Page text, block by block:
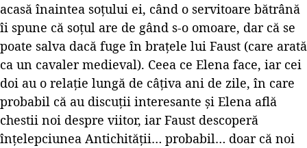
acasă înaintea soțului ei, când o servitoare bătrână
îi spune că soțul are de gând s-o omoare, dar că se
poate salva dacă fuge în brațele lui Faust (care arată
ca un cavaler medieval). Ceea ce Elena face, iar cei
doi au o relație lungă de câțiva ani de zile, în care
probabil că au discuții interesante și Elena află
chestii noi despre viitor, iar Faust descoperă
înțelepciunea Antichității… probabil… doar că noi